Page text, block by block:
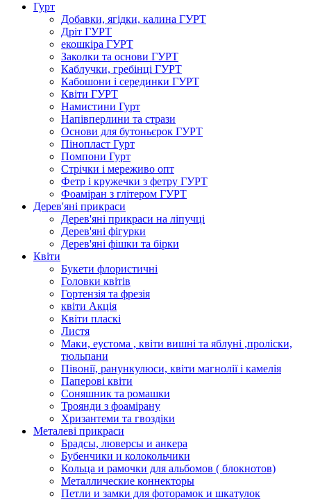
Гурт
Добавки, ягідки, калина ГУРТ
Дріт ГУРТ
екошкіра ГУРТ
Заколки та основи ГУРТ
Каблучки, гребінці ГУРТ
Кабошони і серединки ГУРТ
Квіти ГУРТ
Намистини Гурт
Напівперлини та стрази
Основи для бутоньєрок ГУРТ
Пінопласт Гурт
Помпони Гурт
Стрічки і мереживо опт
Фетр і кружечки з фетру ГУРТ
Фоаміран з глітером ГУРТ
Дерев'яні прикраси
Дерев'яні прикраси на ліпучці
Дерев'яні фігурки
Дерев'яні фішки та бірки
Квіти
Букети флористичні
Головки квітів
Гортензія та фрезія
квіти Акція
Квіти пласкі
Листя
Маки, еустома , квіти вишні та яблуні ,проліски,
тюльпани
Півонії, ранункулюси, квіти магнолії і камелія
Паперові квіти
Соняшник та ромашки
Троянди з фоамірану
Хризантеми та гвоздіки
Металеві прикраси
Брадсы, люверсы и анкера
Бубенчики и колокольчики
Кольца и рамочки для альбомов ( блокнотов)
Металлические коннекторы
Петли и замки для фоторамок и шкатулок